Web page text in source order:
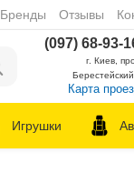
Бренды Отзывы
(097) 68-93-
г. Киев,
Карта
Игрушки